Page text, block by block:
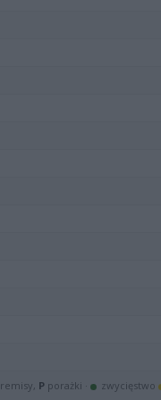
remisy, P porażki · zwycięstwo